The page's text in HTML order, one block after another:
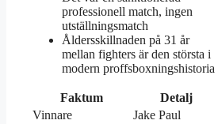
professionell match, ingen
utställningsmatch
Åldersskillnaden på 31 år
mellan fighters är den största i
modern proffsboxningshistoria
Faktum
Detalj
Vinnare
Jake Paul